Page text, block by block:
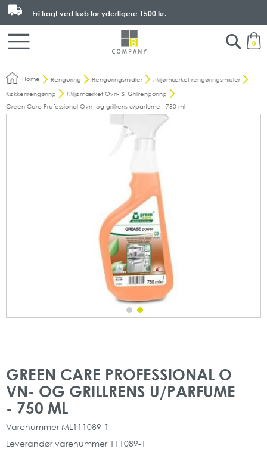
0
Fri fragt ved køb for yderligere 1500 kr.
Search
Home Rengøring Rengøringsmidler
Miljømærket rengøringsmidler
Køkkenrengøring
Miljømærket Ovn- & Grillrengøring
Green Care Professional Ovn- og grillrens u/parfume - 750 ml
GREEN CARE PROFESSIONAL O
VN- OG GRILLRENS U/PARFUME
- 750 ML
Varenummer ML111089-1
Leverandør varenummer 111089-1
slutningen
af
billedgalleriet
starten
af
billedgalleriet